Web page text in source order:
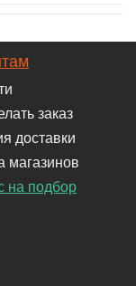
заказ
доставки
магазинов
на подбор